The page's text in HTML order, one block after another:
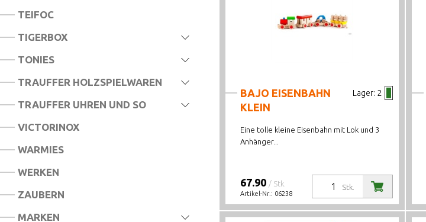
TEIFOC
TIGERBOX
TONIES
TRAUFFER HOLZSPIELWAREN
TRAUFFER UHREN UND SO
VICTORINOX
WARMIES
WERKEN
ZAUBERN
MARKEN
Lager: 2
BAJO EISENBAHN
KLEIN
Eine tolle kleine Eisenbahn mit Lok und 3
Anhänger...
Stk.
67.90 / Stk.
Artikel-Nr.: 06238